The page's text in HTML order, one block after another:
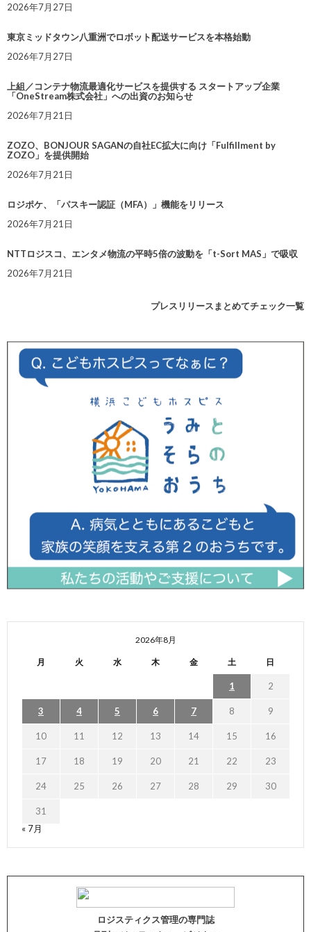
2026年7月27日
東京ミッドタウン八重洲でロボット配送サービスを本格始動
2026年7月27日
上組／コンテナ物流最適化サービスを提供する スタートアップ企業
「OneStream株式会社」への出資のお知らせ
2026年7月21日
ZOZO、BONJOUR SAGANの自社EC拡大に向け「Fulfillment by
ZOZO」を提供開始
2026年7月21日
ロジポケ、「パスキー認証（MFA）」機能をリリース
2026年7月21日
NTTロジスコ、エンタメ物流の平時5倍の波動を「t-Sort MAS」で吸収
2026年7月21日
プレスリリースまとめてチェック一覧
2026年8月
月 火 水 木 金 土 日
1 2
3 4 5 6 7 8 9
10 11 12 13 14 15 16
17 18 19 20 21 22 23
24 25 26 27 28 29 30
31
« 7月
ロジスティクス管理の専門誌